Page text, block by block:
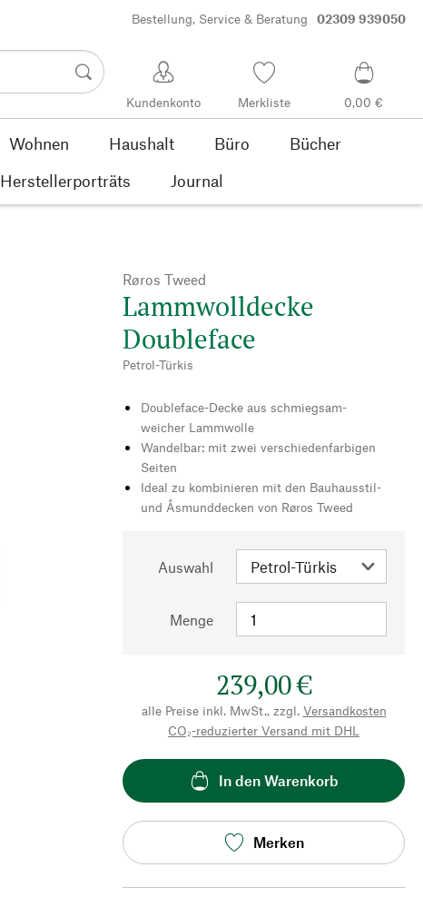
Bestellung, Service & Beratung 02309 939050
Kundenkonto Merkliste 0,00 €
Wohnen Haushalt Büro
Bücher
Herstellerporträts Journal
Røros Tweed
Lammwolldecke
Doubleface
Petrol-Türkis
Doubleface-Decke aus schmiegsam-
weicher Lammwolle
Wandelbar: mit zwei verschiedenfarbigen
Seiten
Ideal zu kombinieren mit den Bauhausstil-
und Åsmunddecken von Røros Tweed
Auswahl
Menge
239,00 €
alle Preise inkl. MwSt., zzgl. Versandkosten
CO₂-reduzierter Versand mit DHL
In den Warenkorb
Merken